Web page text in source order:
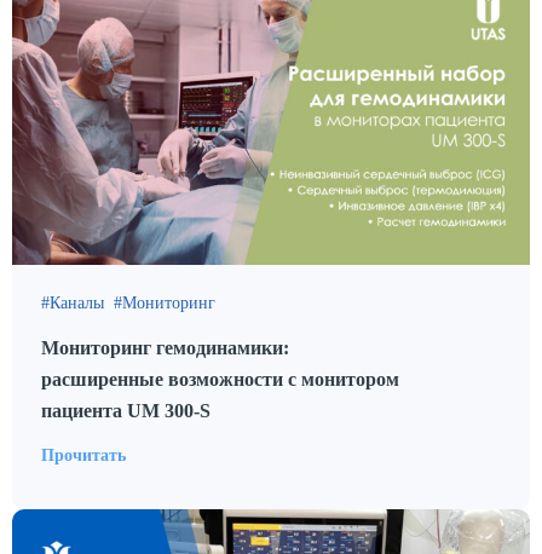
Каналы Мониторинг
Мониторинг гемодинамики:
расширенные возможности с монитором
пациента UM 300-S
Прочитать